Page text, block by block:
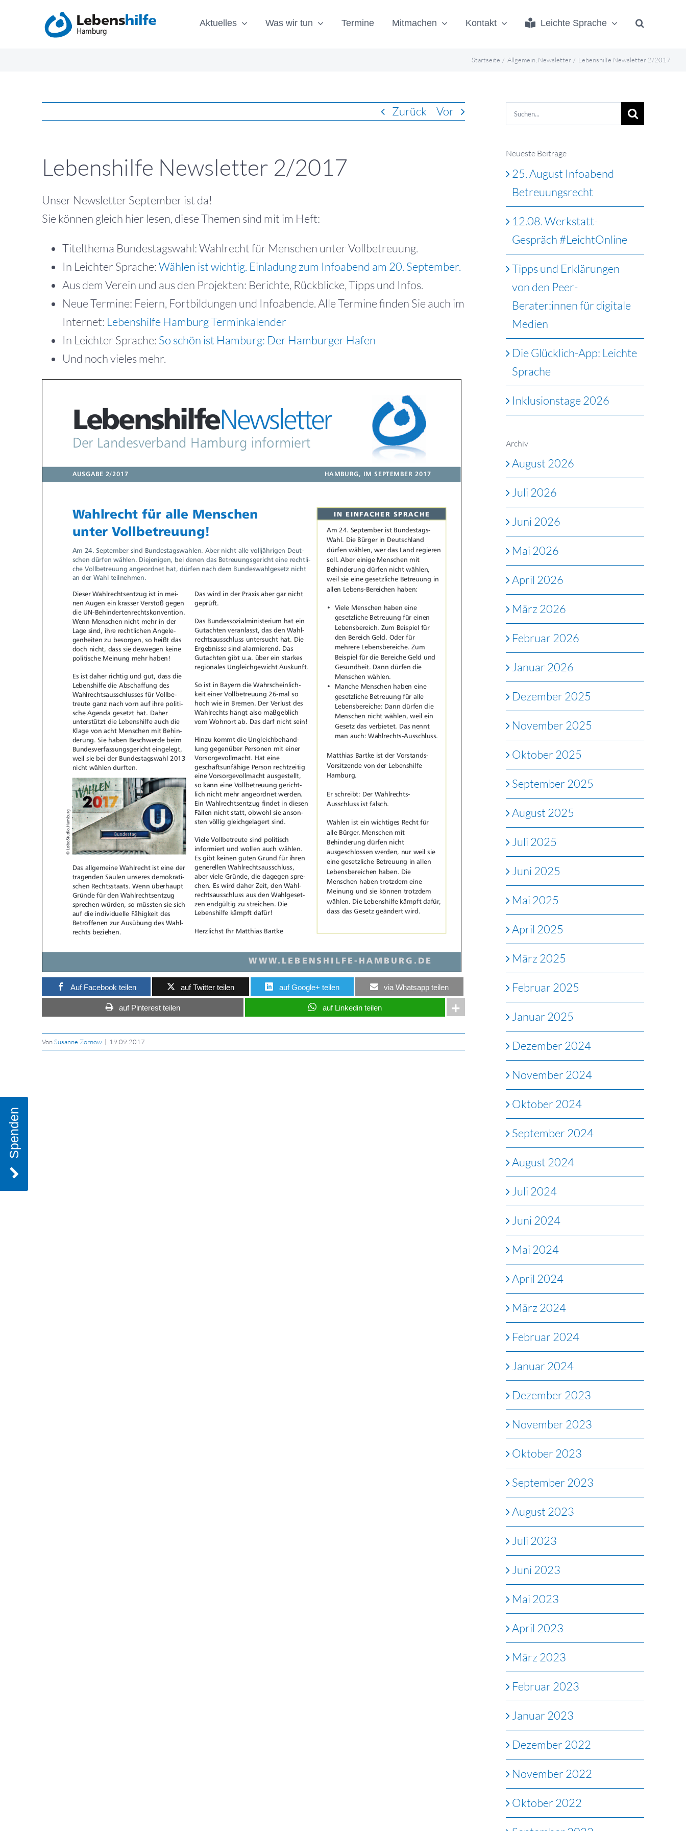
Aktuelles Was wir tun Termine Mitmachen Kontakt Leichte Sprache
Startseite Allgemein Newsletter Lebenshilfe Newsletter 2/2017
Zurück Vor
Lebenshilfe Newsletter 2/2017
Unser Newsletter September ist da!
Sie können gleich hier lesen, diese Themen sind mit im Heft:
Titelthema Bundestagswahl: Wahlrecht für Menschen unter Vollbetreuung.
In Leichter Sprache:Wählen ist wichtig. Einladung zum Infoabend am 20. September.
Aus dem Verein und aus den Projekten: Berichte, Rückblicke, Tipps und Infos.
Neue Termine: Feiern, Fortbildungen und Infoabende. Alle Termine finden Sie auch im
Internet: Lebenshilfe Hamburg Terminkalender
In Leichter Sprache: So schön ist Hamburg: Der Hamburger Hafen
Und noch vieles mehr.
Auf Facebook teilen auf Twitter teilen auf Google+ teilen via Whatsapp teilen
auf Pinterest teilen auf Linkedin teilen
VonSusanne Zornow | 19.09.2017
Suche
nach:
Neueste Beiträge
25. August Infoabend
Betreuungsrecht
12.08. Werkstatt-
Gespräch #LeichtOnline
Tipps und Erklärungen
von den Peer-
Berater:innen für digitale
Medien
Die Glücklich-App: Leichte
Sprache
Inklusionstage 2026
Archiv
August 2026
Juli 2026
Juni 2026
Mai 2026
April 2026
März 2026
Februar 2026
Januar 2026
Dezember 2025
November 2025
Oktober 2025
September 2025
August 2025
Juli 2025
Juni 2025
Mai 2025
April 2025
März 2025
Februar 2025
Januar 2025
Dezember 2024
November 2024
Oktober 2024
September 2024
August 2024
Juli 2024
Juni 2024
Mai 2024
April 2024
März 2024
Februar 2024
Januar 2024
Dezember 2023
November 2023
Oktober 2023
September 2023
August 2023
Juli 2023
Juni 2023
Mai 2023
April 2023
März 2023
Februar 2023
Januar 2023
Dezember 2022
November 2022
Oktober 2022
Spenden